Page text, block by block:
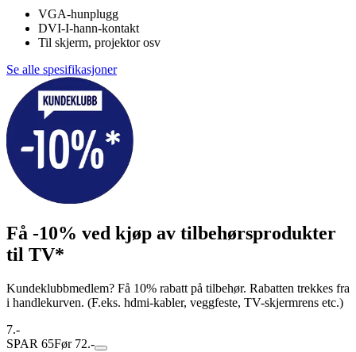
VGA-hunplugg
DVI-I-hann-kontakt
Til skjerm, projektor osv
Se alle spesifikasjoner
Få -10% ved kjøp av tilbehørsprodukter
til TV*
Kundeklubbmedlem? Få 10% rabatt på tilbehør. Rabatten trekkes fra
i handlekurven. (F.eks. hdmi-kabler, veggfeste, TV-skjermrens etc.)
7.-
SPAR 65Før 72.-